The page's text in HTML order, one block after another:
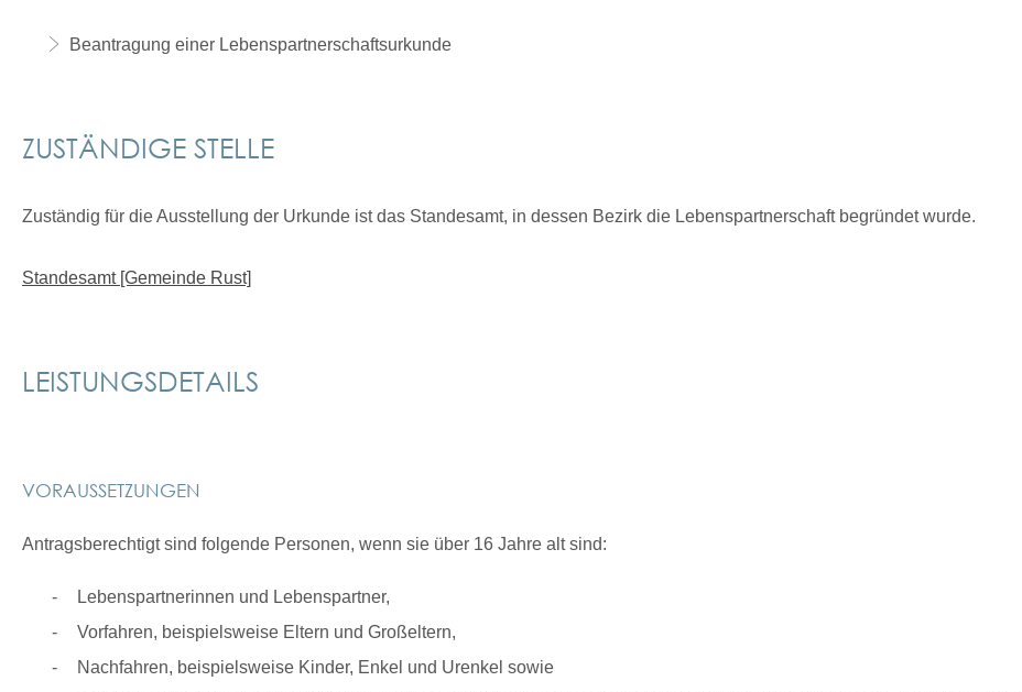
Beantragung einer Lebenspartnerschaftsurkunde
ZUSTÄNDIGE STELLE
Zuständig für die Ausstellung der Urkunde ist das Standesamt, in dessen Bezirk die Lebenspartnerschaft begründet wurde.
Standesamt [Gemeinde Rust]
LEISTUNGSDETAILS
VORAUSSETZUNGEN
Antragsberechtigt sind folgende Personen, wenn sie über 16 Jahre alt sind:
Lebenspartnerinnen und Lebenspartner,
Vorfahren, beispielsweise Eltern und Großeltern,
Nachfahren, beispielsweise Kinder, Enkel und Urenkel sowie